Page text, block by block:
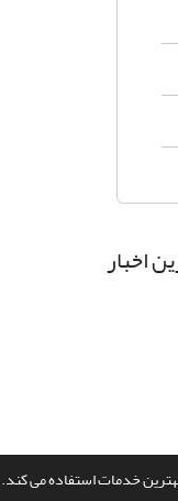
خدمات استفاده می کند.
اخبار
ازسیناوب